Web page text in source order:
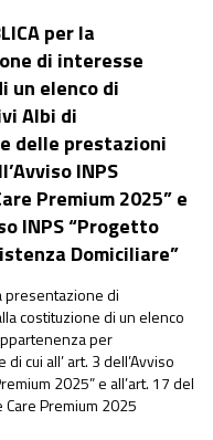
per la
di interesse
elenco di
Albi di
delle prestazioni
INPS
Premium 2025” e
INPS “Progetto
Domiciliare”
presentazione di
costituzione di un elenco
per
cui all’ art. 3 dell’Avviso
2025” e all’art. 17 del
Premium 2025